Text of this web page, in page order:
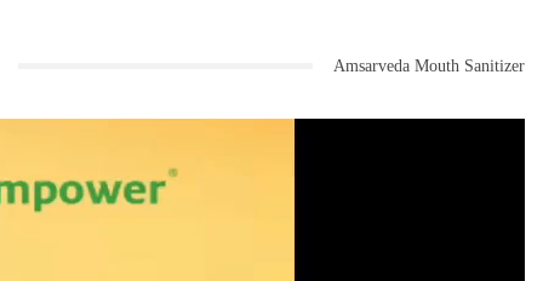
Amsarveda Mouth Sanitizer